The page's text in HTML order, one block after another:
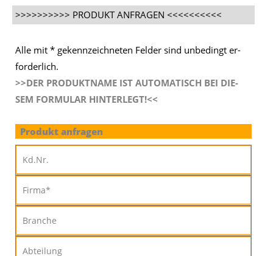
>>>>>>>>>> PRODUKT ANFRAGEN <<<<<<<<<<
Alle mit * ge­kenn­zeich­ne­ten Fel­der sind un­be­dingt er­
for­der­lich.
>>DER PRO­DUKT­NA­ME IST AU­TO­MA­TISCH BEI DIE­
SEM FOR­MU­LAR HIN­TER­LEGT!<<
Produkt anfragen